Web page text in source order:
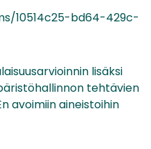
10514c25-bd64-429c-
lisäksi
tehtävien
avoimiin aineistoihin